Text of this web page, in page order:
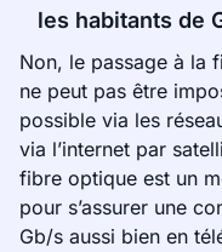
les habitants de
Non, le passage à la
ne peut pas être
possible via les
via l’internet par
fibre optique est un
pour s’assurer une
Gb/s aussi bien en